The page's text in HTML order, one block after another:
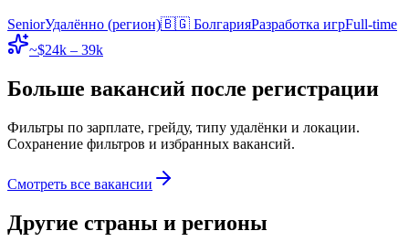
SeniorУдалённо (регион)🇧🇬 БолгарияРазработка игрFull-time
~$24k – 39k
Больше вакансий после регистрации
Фильтры по зарплате, грейду, типу удалёнки и локации.
Сохранение фильтров и избранных вакансий.
Смотреть все вакансии
Другие страны и регионы